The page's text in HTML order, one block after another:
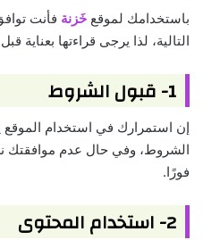
باستخدامك لموقع خَزنة فأنت
التالية، لذا يرجى قراءتها بعناية
1- قبول الشروط
إن استمرارك في استخدام الموقع
الشروط، وفي حال عدم موافقتك
فورًا.
2- استخدام المحتوى